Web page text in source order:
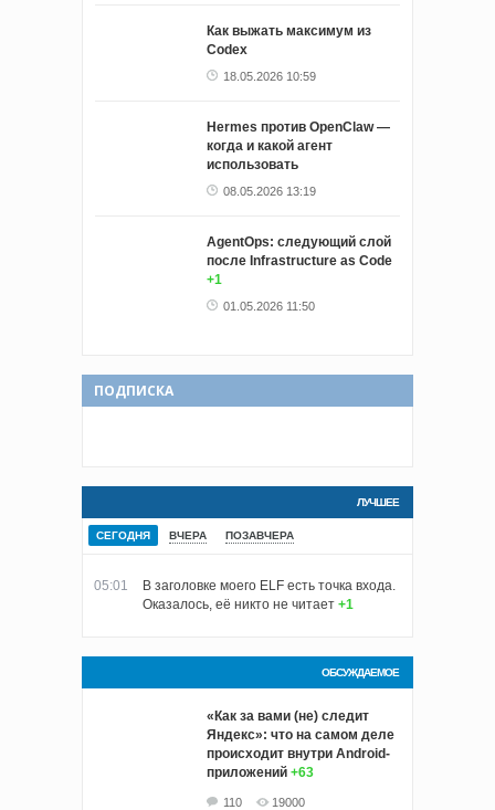
Как выжать максимум из
Codex
18.05.2026 10:59
Hermes против OpenClaw —
когда и какой агент
использовать
08.05.2026 13:19
AgentOps: следующий слой
после Infrastructure as Code
+1
01.05.2026 11:50
ПОДПИСКА
ЛУЧШЕЕ
СЕГОДНЯ ВЧЕРА ПОЗАВЧЕРА
05:01
В заголовке моего ELF есть точка входа.
Оказалось, её никто не читает +1
ОБСУЖДАЕМОЕ
«Как за вами (не) следит
Яндекс»: что на самом деле
происходит внутри Android-
приложений +63
110 19000